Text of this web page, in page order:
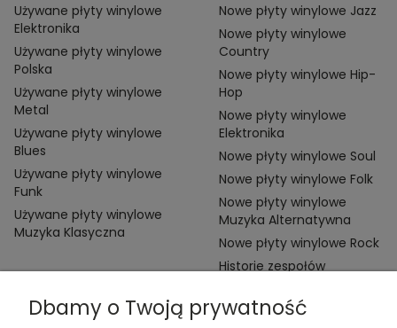
Używane płyty winylowe
Elektronika
Używane płyty winylowe
Polska
Używane płyty winylowe
Metal
Używane płyty winylowe
Blues
Używane płyty winylowe
Funk
Używane płyty winylowe
Muzyka Klasyczna
Nowe płyty winylowe Jazz
Nowe płyty winylowe
Country
Nowe płyty winylowe Hip-
Hop
Nowe płyty winylowe
Elektronika
Nowe płyty winylowe Soul
Nowe płyty winylowe Folk
Nowe płyty winylowe
Muzyka Alternatywna
Nowe płyty winylowe Rock
Historie zespołów
Dbamy o Twoją prywatność